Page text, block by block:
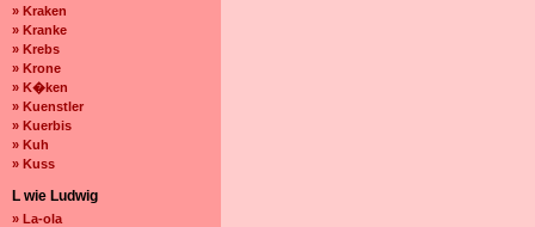
» Kraken
» Kranke
» Krebs
» Krone
» K�ken
» Kuenstler
» Kuerbis
» Kuh
» Kuss
L wie Ludwig
» La-ola